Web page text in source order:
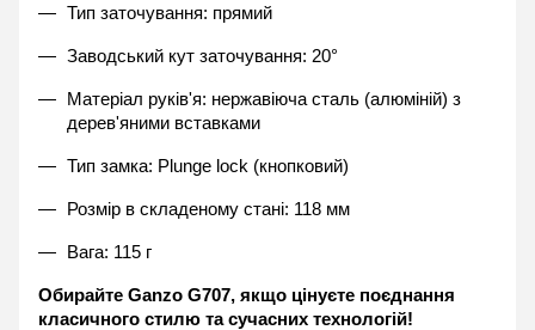
Тип заточування: прямий
Заводський кут заточування: 20°
Матеріал руків'я: нержавіюча сталь (алюміній) з
дерев'яними вставками
Тип замка: Plunge lock (кнопковий)
Розмір в складеному стані: 118 мм
Вага: 115 г
Обирайте Ganzo G707, якщо цінуєте поєднання
класичного стилю та сучасних технологій!